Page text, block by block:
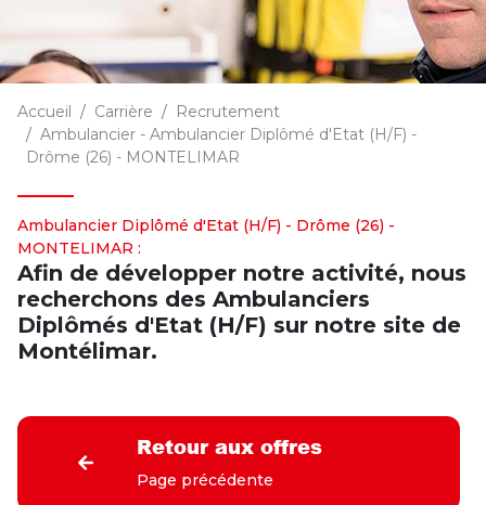
Accueil Carrière
Recrutement
Ambulancier - Ambulancier Diplômé d'Etat (H/F) -
Drôme (26) - MONTELIMAR
Ambulancier Diplômé d'Etat (H/F) - Drôme (26) -
MONTELIMAR :
Afin de développer notre activité, nous
recherchons des Ambulanciers
Diplômés d'Etat (H/F) sur notre site de
Montélimar.
Retour aux offres
Page précédente